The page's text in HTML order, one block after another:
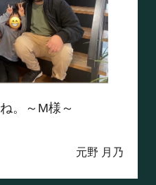
。～M様～
元野 月乃